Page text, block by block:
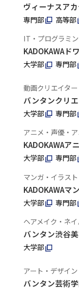
ヴィーナスア
専門部 高等部
IT・プログラミ
KADOKAWAド
大学部 専門部
動画クリエイタ
バンタンクリ
大学部 専門部
アニメ・声優・
KADOKAWAア
大学部 専門部
マンガ・イラス
KADOKAWAマ
大学部 専門部
ヘアメイク・ネ
バンタン渋谷
大学部
アート・デザイ
バンタン芸術